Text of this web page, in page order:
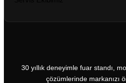
30 yıllık deneyimle fuar standı,
çözümlerinde markanızı